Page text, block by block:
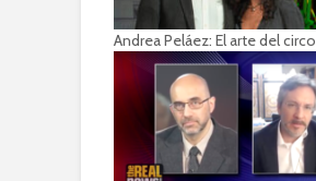
Andrea Peláez: El arte del circo